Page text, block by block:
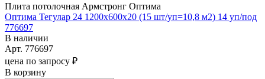
Плита потолочная Армстронг Оптима
Оптима Тегулар 24 1200x600x20 (15 шт/уп=10,8 м2) 14 уп/под
776697
В наличии
Арт. 776697
цена по запросу ₽
В корзину